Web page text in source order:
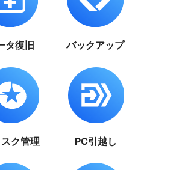
タ復旧 バックアップ
ク管理 PC引越し